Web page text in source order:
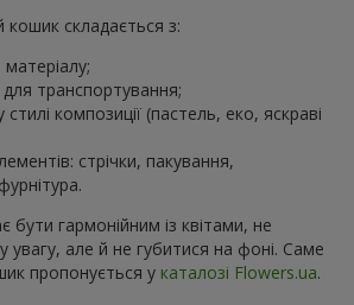
кошик складається з:
для транспортування;
композиції (пастель, еко, яскраві
стрічки, пакування,
бути гармонійним із квітами, не
увагу, але й не губитися на фоні. Саме
пропонується у каталозі Flowers.ua.